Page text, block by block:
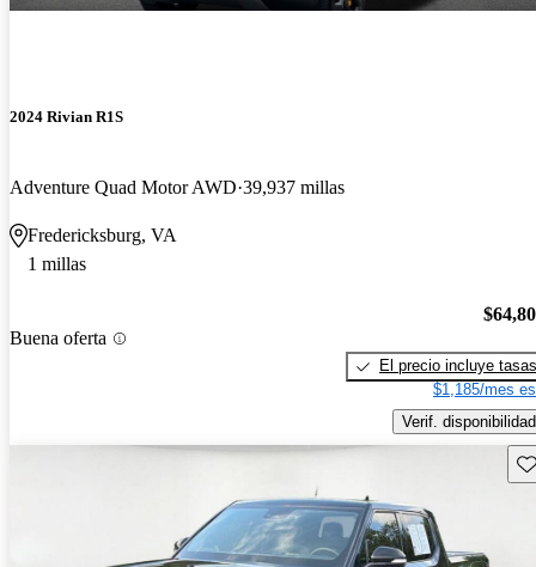
2024 Rivian R1S
Adventure Quad Motor AWD 39,937 millas
Fredericksburg, VA
1 millas
Buena oferta
El precio incluye tasas
$1,185/mes
Verif. disponibilidad